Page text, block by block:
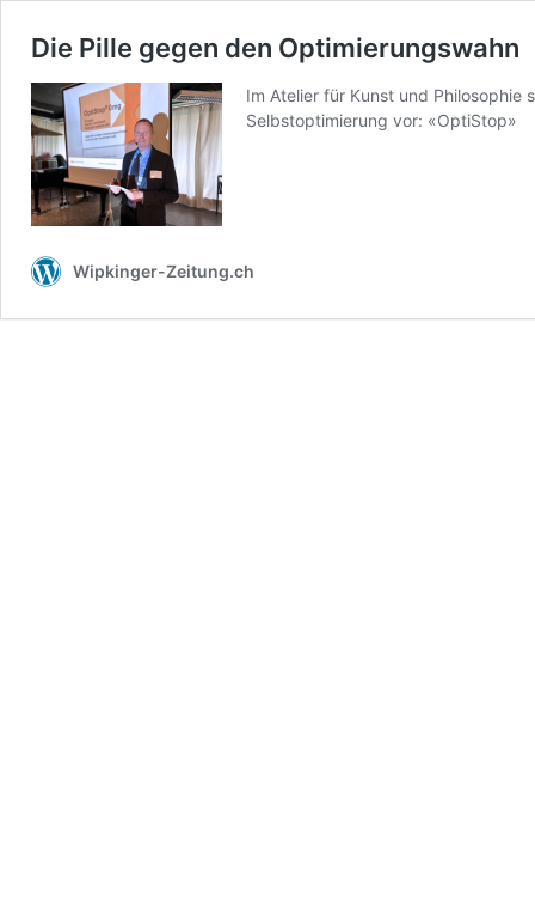
Die Pille gegen den Optimierungswahn
Im Atelier für Kunst und Philosophie
Selbstoptimierung vor: «OptiStop»
Wipkinger-Zeitung.ch